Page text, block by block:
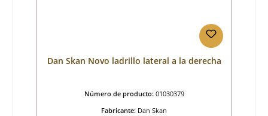
Dan Skan Novo ladrillo lateral a la derecha
Número de producto: 01030379
Fabricante: Dan Skan